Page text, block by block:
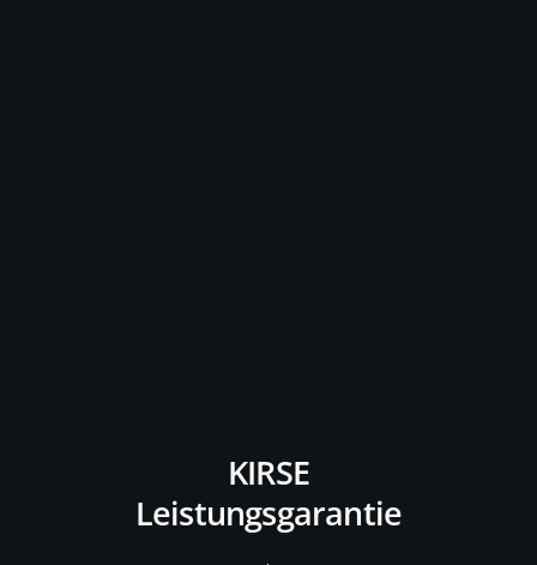
KIRSE
Leistungsgarantie